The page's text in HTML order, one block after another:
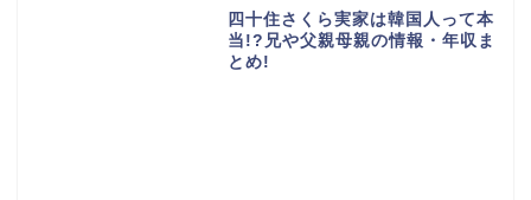
四十住さくら実家は韓国人って本
当!?兄や父親母親の情報・年収ま
とめ!